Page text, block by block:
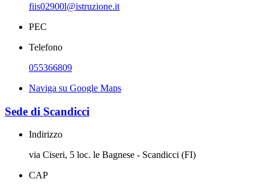
fiis02900l@istruzione.it
PEC
Telefono
055366809
Naviga su Google Maps
Sede di Scandicci
Indirizzo
via Ciseri, 5 loc. le Bagnese - Scandicci (FI)
CAP